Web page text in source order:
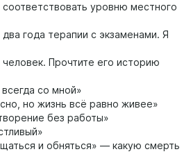
уровню местного
года терапии с экзаменами. Я
Прочтите его историю
со мной»
но жизнь всё равно живее»
без работы»
и обняться» — какую смерть